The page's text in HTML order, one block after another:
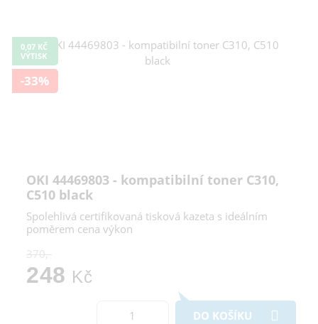
0,07 KČ
VÝTISK
-33%
OKI 44469803 - kompatibilní toner C310,
C510 black
Spolehlivá certifikovaná tisková kazeta s ideálním
poměrem cena výkon
370,-
248 Kč
DO KOŠÍKU